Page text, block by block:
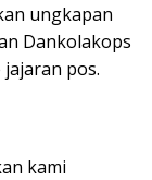
ungkapan
Dankolakops
pos.
kami